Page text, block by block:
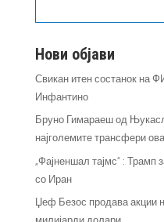
Нови објави
Свикан итен состанок на
Инфантино
Бруно Гимараеш од
најголемите трансфери
„Фајненшал тајмс“ : Трамп
со Иран
Џеф Безос продава акции